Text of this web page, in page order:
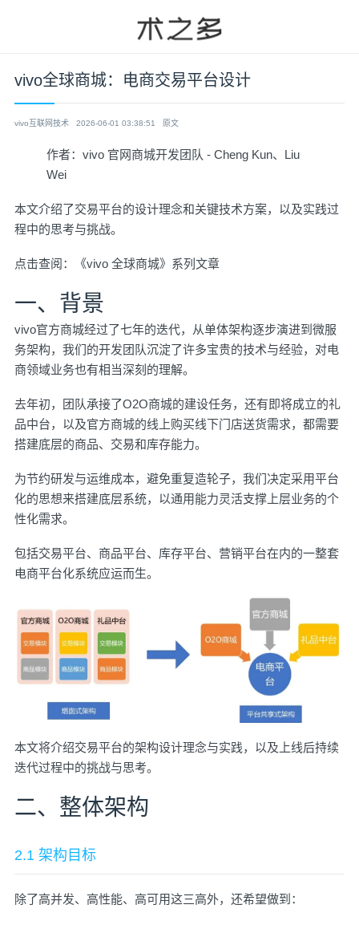
vivo全球商城：电商交易平台设计
vivo互联网技术 2026-06-01 03:38:51 原文
作者：vivo 官网商城开发团队 - Cheng Kun、Liu
Wei
本文介绍了交易平台的设计理念和关键技术方案，以及实践过
程中的思考与挑战。
点击查阅： 《vivo 全球商城》系列文章
一、背景
vivo官方商城经过了七年的迭代，从单体架构逐步演进到微服
务架构，我们的开发团队沉淀了许多宝贵的技术与经验，对电
商领域业务也有相当深刻的理解。
去年初，团队承接了O2O商城的建设任务，还有即将成立的礼
品中台，以及官方商城的线上购买线下门店送货需求，都需要
搭建底层的商品、交易和库存能力。
为节约研发与运维成本，避免重复造轮子，我们决定采用平台
化的思想来搭建底层系统，以通用能力灵活支撑上层业务的个
性化需求。
包括交易平台、商品平台、库存平台、营销平台在内的一整套
电商平台化系统应运而生。
本文将介绍交易平台的架构设计理念与实践，以及上线后持续
迭代过程中的挑战与思考。
二、整体架构
2.1 架构目标
除了高并发、高性能、高可用这三高外，还希望做到：